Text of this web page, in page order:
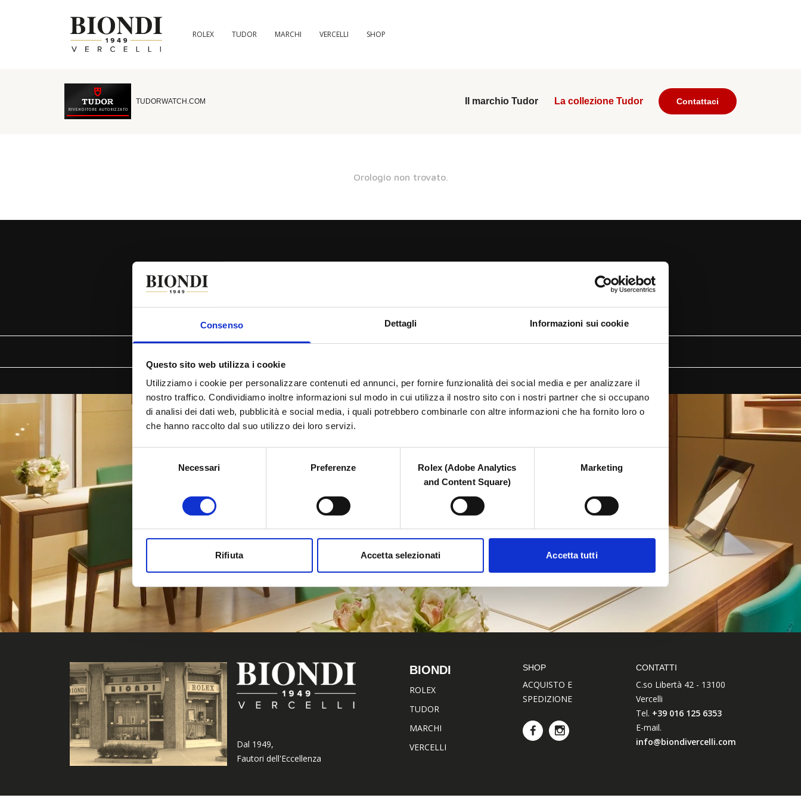
Consenso Dettagli Informazioni sui cookie
Questo sito web utilizza i cookie
Utilizziamo i cookie per personalizzare contenuti ed annunci, per fornire funzionalità dei social media e per analizzare il
nostro traffico. Condividiamo inoltre informazioni sul modo in cui utilizza il nostro sito con i nostri partner che si occupano
di analisi dei dati web, pubblicità e social media, i quali potrebbero combinarle con altre informazioni che ha fornito loro o
che hanno raccolto dal suo utilizzo dei loro servizi.
del
consenso
Necessari Preferenze
Rolex (Adobe Analytics
and Content Square)
Marketing
Rifiuta Accetta selezionati Accetta tutti
ROLEX TUDOR MARCHI VERCELLI SHOP
TUDORWATCH.COM Il marchio Tudor La collezione Tudor Contattaci
Orologio non trovato.
Dal 1949,
Fautori dell'Eccellenza
BIONDI
ROLEX
TUDOR
MARCHI
VERCELLI
SHOP
ACQUISTO E
SPEDIZIONE
CONTATTI
C.so Libertà 42 - 13100
Vercelli
Tel. +39 016 125 6353
E-mail.
info@biondivercelli.com